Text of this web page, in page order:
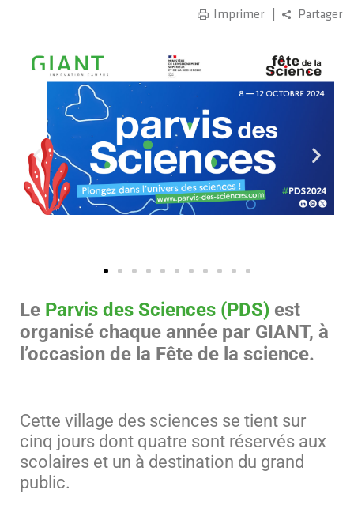
Imprimer Partager
Le Parvis des Sciences (PDS) est
organisé chaque année par GIANT, à
l’occasion de la Fête de la science.
Cette village des sciences se tient sur
cinq jours dont quatre sont réservés aux
scolaires et un à destination du grand
public.